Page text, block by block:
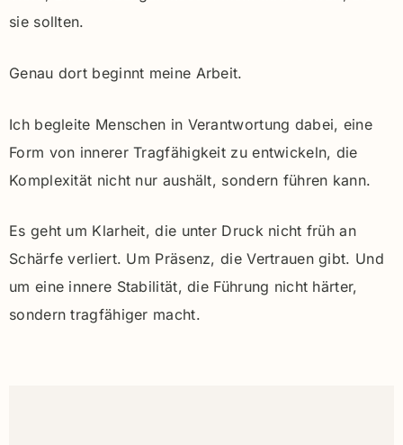
sie sollten.
Genau dort beginnt meine Arbeit.
Ich begleite Menschen in Verantwortung dabei, eine
Form von innerer Tragfähigkeit zu entwickeln, die
Komplexität nicht nur aushält, sondern führen kann.
Es geht um Klarheit, die unter Druck nicht früh an
Schärfe verliert. Um Präsenz, die Vertrauen gibt. Und
um eine innere Stabilität, die Führung nicht härter,
sondern tragfähiger macht.